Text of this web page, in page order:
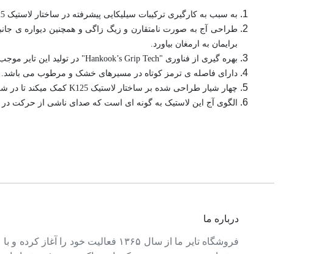
به سبب به کارگیری ترکیبات سیلیکایی پیشرفته در ساختار لاستیک Ventus Prime3 K125 این لاستیک در شرایط خشک و مرطوب عملکرد بالایی از خود نشان می دهد.
طراحی آج به صورت نامتقارن و زیگ زاگی و همچنین دیواره ی
برایمان به ارمغان بیاورد.
بهره گیری از فناوری "Hankook’s Grip Tech" در تولید این تایر موجب شده تا چسبندگی بسیار خوبی در سرعت های بالا و در شرایط مرطوب از خود به نمایش گذارد.
دارای فاصله ی ترمز کوتاه در مسیرهای خشک و مرطوب می باشد.
چهار شیار طراحی شده بر ساختار لاستیک K125 کمک میکند تا در شرایط بارانی با تخلیه ی سریع آب از زیر سطح تایر از وقوع هیدروپلنینگ و لغزش خودرو جلوگیری شود.
الگوی آج این لاستیک به گونه ای است که صدای ناشی از حرکت
درباره ما
فروشگاه تایر ما از سال ۱۳۶۵ فعالیت خود را آغاز کرده و با